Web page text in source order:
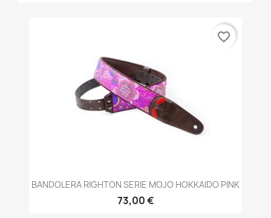
BANDOLERA RIGHTON SERIE MOJO HOKKAIDO PINK
73,00 €
favorite_border